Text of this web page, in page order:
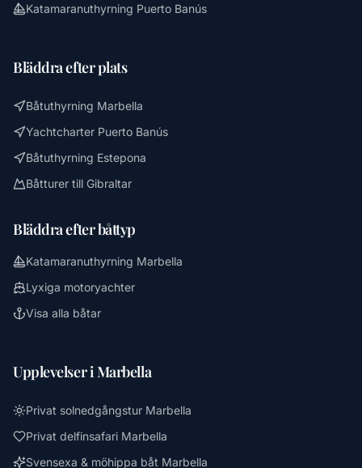
Katamaranuthyrning Puerto Banús
Bläddra efter plats
Båtuthyrning Marbella
Yachtcharter Puerto Banús
Båtuthyrning Estepona
Båtturer till Gibraltar
Bläddra efter båttyp
Katamaranuthyrning Marbella
Lyxiga motoryachter
Visa alla båtar
Upplevelser i Marbella
Privat solnedgångstur Marbella
Privat delfinsafari Marbella
Svensexa & möhippa båt Marbella